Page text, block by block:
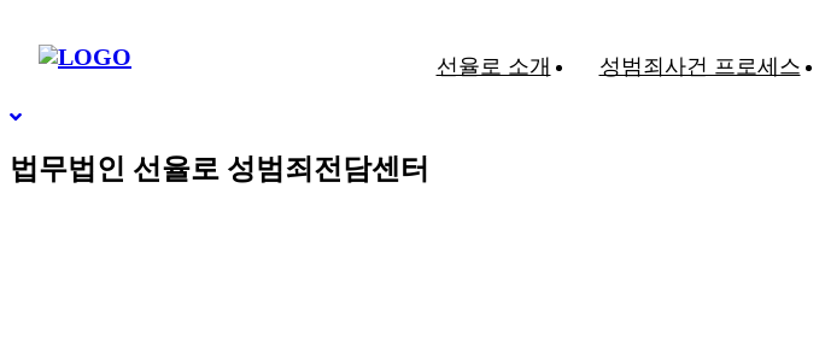
빠른상담 1670-6681
건
뛰
선율로 소개 성범죄사건 프로세스
SCROLL DOWN
법무법인 선율로 성범죄전담센터